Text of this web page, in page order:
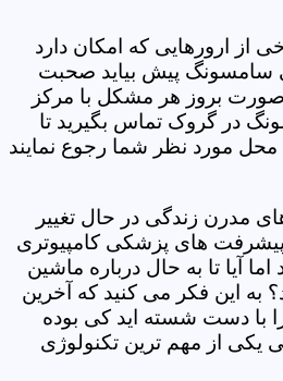
از ارورهایی که امکان دارد
سامسونگ پیش بیاید صحبت
بروز هر مشکل با مرکز
در گروک تماس بگیرید تا
مورد نظر شما رجوع نمایند
مدرن زندگی در حال تغییر
پیشرفت های پزشکی کامپیوتری
آیا تا به حال درباره ماشین
به این فکر می کنید که آخرین
با دست شسته اید کی بوده
از مهم ترین تکنولوژی